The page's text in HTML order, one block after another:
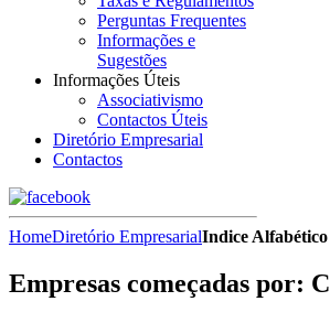
Perguntas Frequentes
Informações e
Sugestões
Informações Úteis
Associativismo
Contactos Úteis
Diretório Empresarial
Contactos
HomeDiretório EmpresarialIndice Alfabético
Empresas começadas por: C